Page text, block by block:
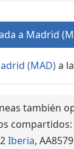
a Madrid
(MAD)a
también
compartidos:
Iberia,